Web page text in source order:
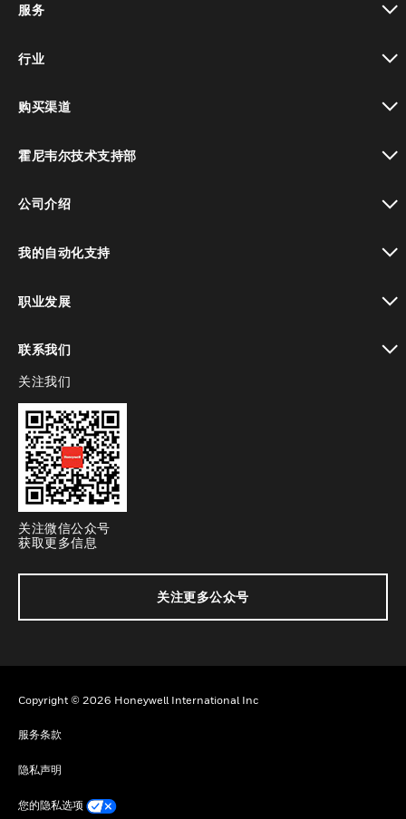
服务
行业
购买渠道
霍尼韦尔技术支持部
公司介绍
我的自动化支持
职业发展
联系我们
toggle view
关注我们
关注微信公众号
获取更多信息
关注更多公众号
Copyright © 2026 Honeywell International Inc
服务条款
隐私声明
您的隐私选项